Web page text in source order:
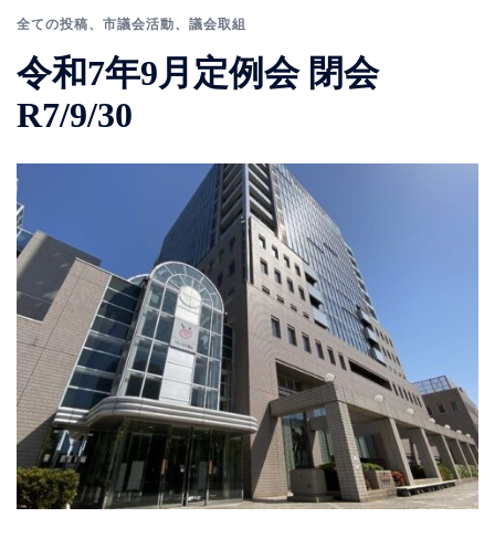
全ての投稿、 市議会活動、 議会取組
令和7年9月定例会 閉会
R7/9/30